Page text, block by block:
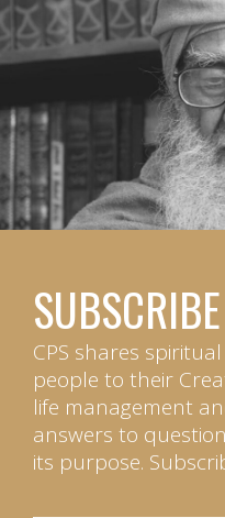
SUBSCRIBE
CPS shares
people to their
life management
answers to
its purpose.